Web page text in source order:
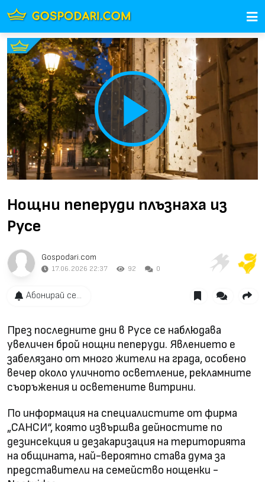
Play
Video
Нощни пеперуди плъзнаха из
Русе
Gospodari.com
17.06.2026 22:37 92 0
Абонирай се...
През последните дни в Русе се наблюдава
увеличен брой нощни пеперуди. Явлението е
забелязано от много жители на града, особено
вечер около уличното осветление, рекламните
съоръжения и осветените витрини.
По информация на специалистите от фирма
„САНСИ“, която извършва дейностите по
дезинсекция и дезакаризация на територията
на общината, най-вероятно става дума за
представители на семейство нощенки -